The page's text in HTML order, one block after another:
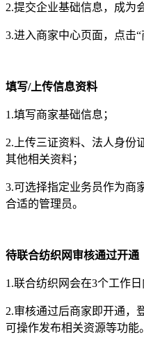
2.提交企业基础信息，成为
3.进入商家中心页面，点击“
填写/上传信息资料
1.填写商家基础信息；
2.上传三证资料、法人身份
其他相关资料；
3.可选择指定业务员作为商
合适的管理员。
待联合纺织网审核通过开通
1.联合纺织网会在3个工作日
2.审核通过后商家即开通，
可操作发布相关资源等功能。